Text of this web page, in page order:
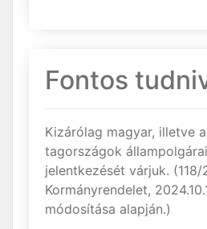
Fontos
Kizárólag magyar, illetve
tagországok
jelentkezését várjuk. (118/
Kormányrendelet,
módosítása alapján.)